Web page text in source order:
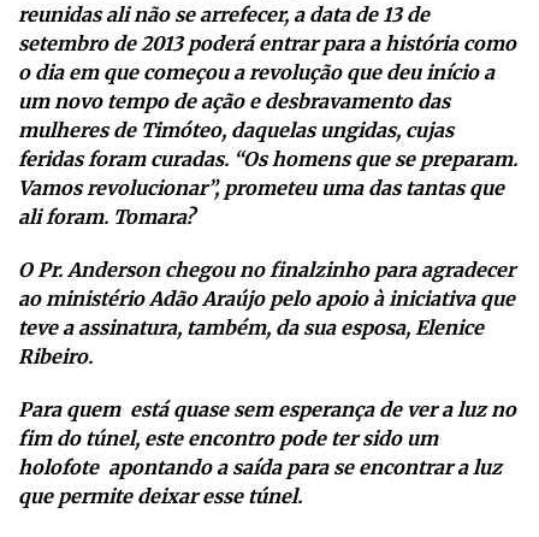
reunidas ali não se arrefecer, a data de 13 de
setembro de 2013 poderá entrar para a história como
o dia em que começou a revolução que deu início a
um novo tempo de ação e desbravamento das
mulheres de Timóteo, daquelas ungidas, cujas
feridas foram curadas. “Os homens que se preparam.
Vamos revolucionar”, prometeu uma das tantas que
ali foram. Tomara?
O Pr. Anderson chegou no finalzinho para agradecer
ao ministério Adão Araújo pelo apoio à iniciativa que
teve a assinatura, também, da sua esposa, Elenice
Ribeiro.
Para quem está quase sem esperança de ver a luz no
fim do túnel, este encontro pode ter sido um
holofote apontando a saída para se encontrar a luz
que permite deixar esse túnel.